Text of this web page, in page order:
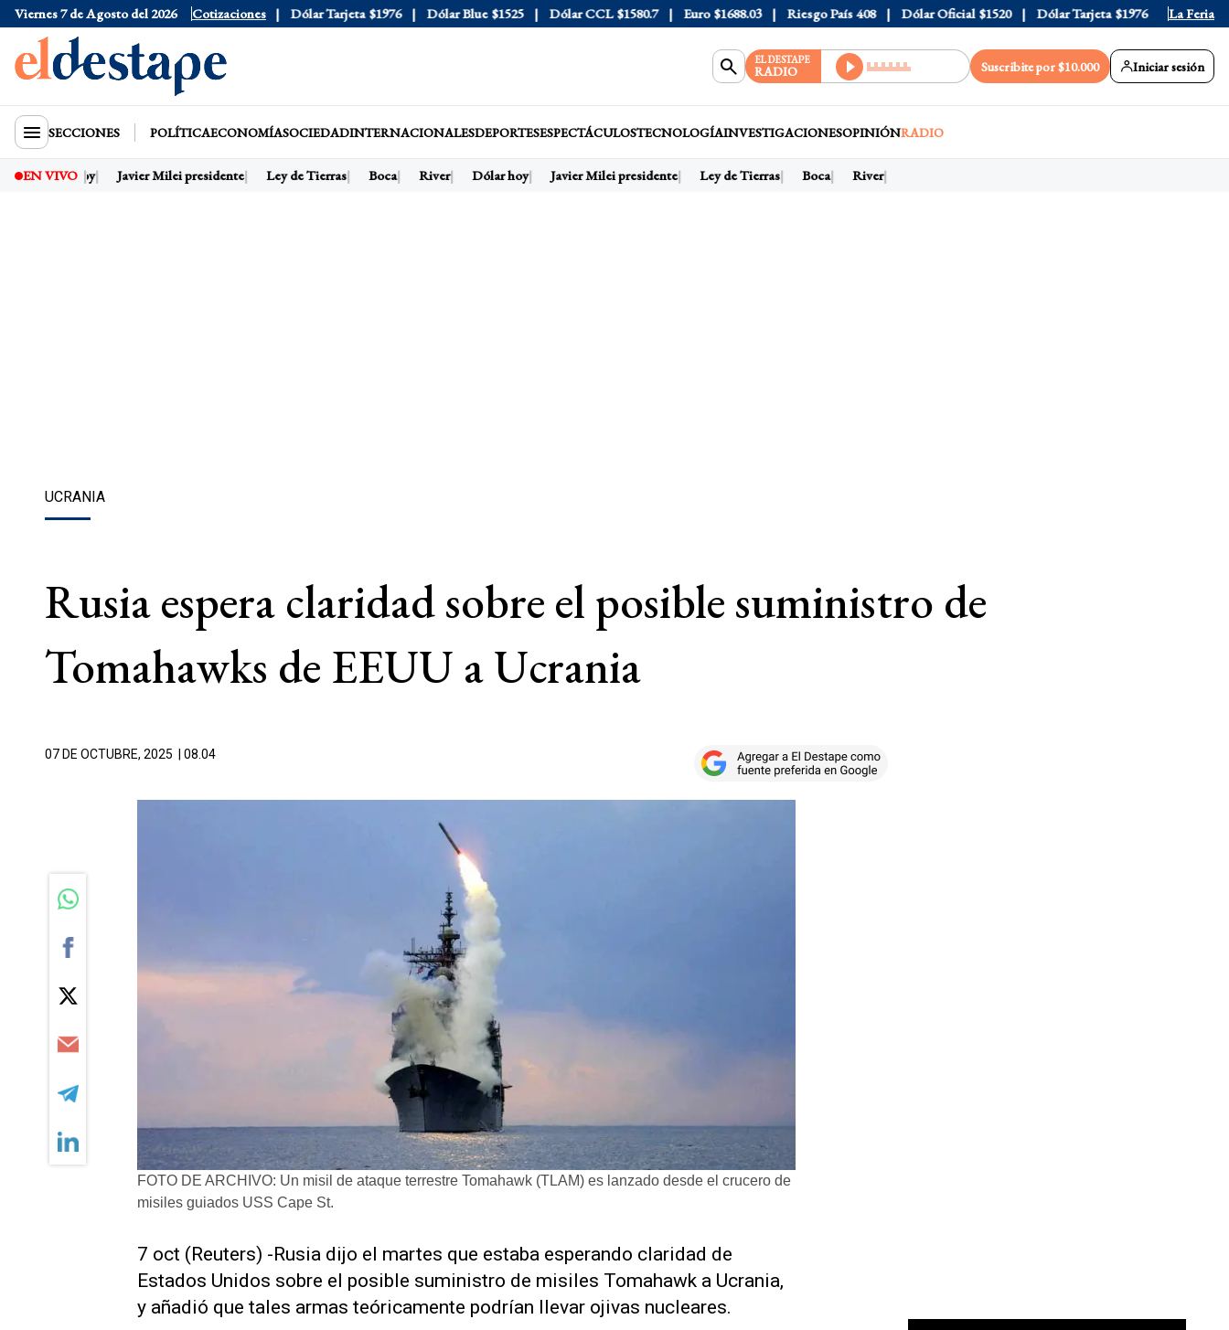
Viernes 7 de Agosto del 2026 Cotizaciones
Dólar Oficial $1520 Dólar Tarjeta $1976 Dólar Blue $1525 Dólar CCL $1580.7 Euro $1688.03 Riesgo País 408 Dólar Oficial $1520 Dólar Tarjeta $1976 Dólar Blue
La Feria
EL DESTAPE
RADIO Suscribite por $10.000 Iniciar sesión
SECCIONES POLÍTICAECONOMÍASOCIEDADINTERNACIONALESDEPORTESESPECTÁCULOSTECNOLOGÍAINVESTIGACIONESOPINIÓNRADIO
EN VIVO
Dólar hoy Javier Milei presidente Ley de Tierras Boca River Dólar hoy Javier Milei presidente Ley de Tierras Boca River
UCRANIA
Rusia espera claridad sobre el posible suministro de
Tomahawks de EEUU a Ucrania
07 DE OCTUBRE, 2025 | 08.04
FOTO DE ARCHIVO: Un misil de ataque terrestre Tomahawk (TLAM) es lanzado desde el crucero de
misiles guiados USS Cape St.
7 oct (Reuters) -Rusia dijo el martes que estaba esperando claridad de
Estados Unidos sobre el posible suministro de misiles Tomahawk a Ucrania,
y añadió que tales armas teóricamente podrían llevar ojivas nucleares.